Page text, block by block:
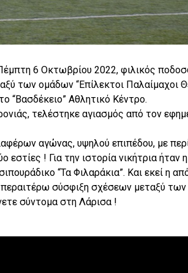
6 Οκτωβρίου 2022, φιλικός
των ομάδων “Επίλεκτοι Παλαίμαχοι
“Βασδέκειο” Αθλητικό Κέντρο.
τελέστηκε αγιασμός από τον
αγώνας, υψηλού επιπέδου, με
εστίες ! Για την ιστορία νικήτρια ήταν
“Τα Φιλαράκια”. Και εκεί η
περαιτέρω σύσφιξη σχέσεων μεταξύ
σύντομα στη Λάρισα !